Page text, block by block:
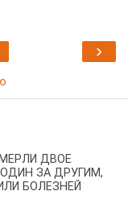
›
ДВОЕ
ЗА ДРУГИМ,
БОЛЕЗНЕЙ